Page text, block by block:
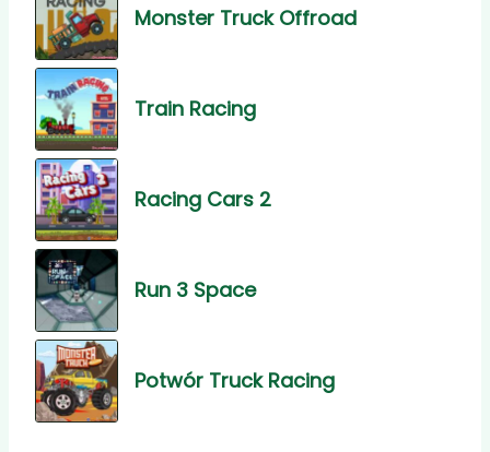
Monster Truck Offroad
Train Racing
Racing Cars 2
Run 3 Space
Potwór Truck Racing